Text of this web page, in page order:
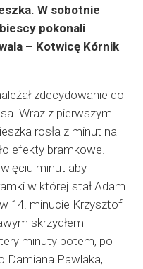
W sobotnie
pokonali
– Kotwicę Kórnik
zdecydowanie do
Wraz z pierwszym
rosła z minut na
efekty bramkowe.
minut aby
w której stał Adam
14. minucie Krzysztof
skrzydłem
minuty potem, po
Damiana Pawlaka,